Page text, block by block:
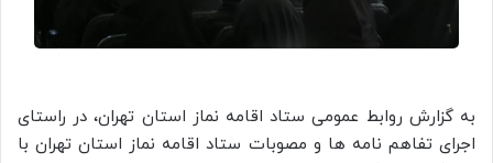
به گزارش روابط عمومی ستاد اقامه نماز استان تهران، در راستای
اجرای تفاهم نامه ها و مصوبات ستاد اقامه نماز استان تهران با